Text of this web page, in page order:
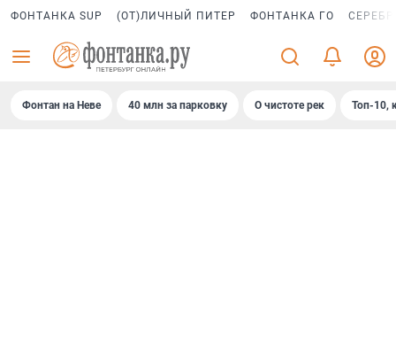
ФОНТАНКА SUP (ОТ)ЛИЧНЫЙ ПИТЕР ФОНТАНКА ГО
Фонтан на Неве 40 млн за парковку О чистоте рек Топ-10,